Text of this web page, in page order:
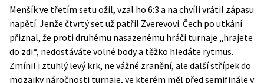
Menšík ve třetím setu ožil, vzal ho 6:3 a na chvíli vrátil zápasu
napětí. Jenže čtvrtý set už patřil Zverevovi. Čech po utkání
přiznal, že proti druhému nasazenému hráči turnaje „hrajete
do zdi“, nedostáváte volné body a těžko hledáte rytmus.
Zmínil i ztuhlý levý krk, ne vážné zranění, ale další střípek do
mozaiky náročnosti turnaje, ve kterém měl před semifinále v